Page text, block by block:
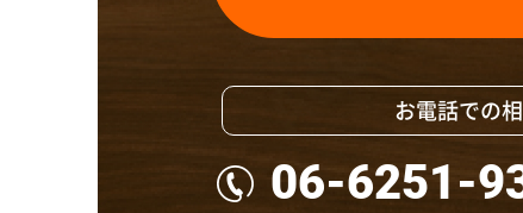
お電話での
06-6251-